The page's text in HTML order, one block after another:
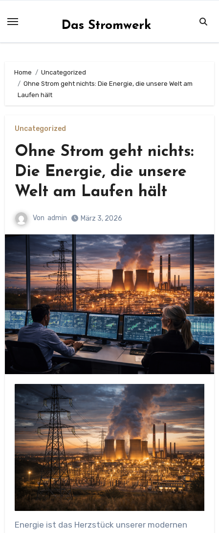
Inhalt
Das Stromwerk
Home
Uncategorized
Ohne Strom geht nichts: Die Energie, die unsere Welt am
Laufen hält
Uncategorized
Ohne Strom geht nichts:
Die Energie, die unsere
Welt am Laufen hält
Von admin März 3, 2026
Energie ist das Herzstück unserer modernen